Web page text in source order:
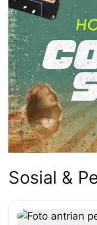
Sosial &